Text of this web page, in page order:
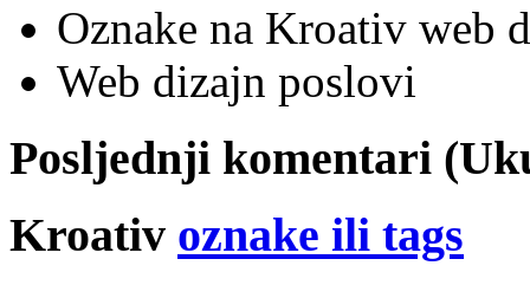
Oznake na Kroativ web
Web dizajn poslovi
Posljednji komentari
Kroativ oznake ili tags